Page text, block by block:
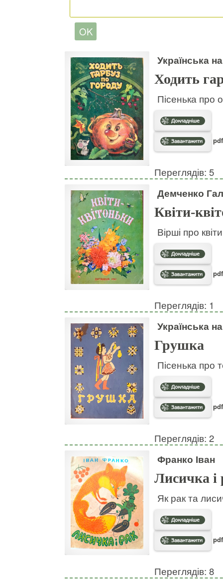
Українська
Ходить
Пісенька про
Переглядів: 5
Демченко
Квіти-
Вірші про
Переглядів: 1
Українська
Грушка
Пісенька про
Переглядів: 2
Франко Іван
Лисичка і
Як рак та
Переглядів: 8